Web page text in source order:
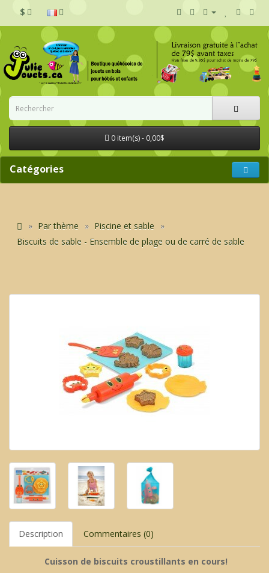
$
0 item(s) - 0,00$
Catégories
Par thème
Piscine et sable
Biscuits de sable - Ensemble de plage ou de carré de sable
Description Commentaires (0)
Cuisson de biscuits croustillants en cours!